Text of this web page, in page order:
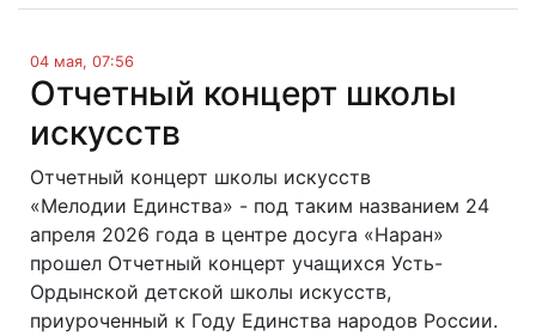
04 мая, 07:56
Отчетный концерт школы
искусств
Отчетный концерт школы искусств
«Мелодии Единства» - под таким названием 24
апреля 2026 года в центре досуга «Наран»
прошел Отчетный концерт учащихся Усть-
Ордынской детской школы искусств,
приуроченный к Году Единства народов России.